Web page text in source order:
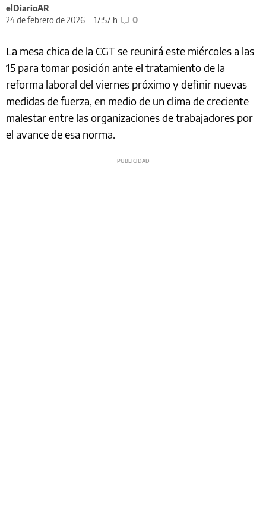
elDiarioAR
24 de febrero de 2026
17:57 h 0
La mesa chica de la CGT se reunirá este miércoles a las
15 para tomar posición ante el tratamiento de la
reforma laboral del viernes próximo y definir nuevas
medidas de fuerza, en medio de un clima de creciente
malestar entre las organizaciones de trabajadores por
el avance de esa norma.